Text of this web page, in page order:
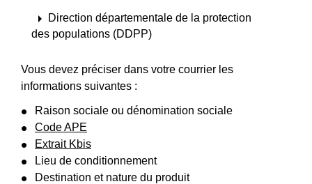
arrow_right
Direction départementale de la protection
des populations (DDPP)
Vous devez préciser dans votre courrier les
informations suivantes :
Raison sociale ou dénomination sociale
Code APE
Extrait Kbis
Lieu de conditionnement
Destination et nature du produit